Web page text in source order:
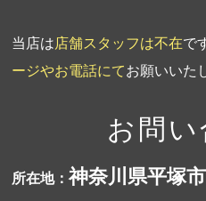
当店は店舗スタッフは不在で
ージやお電話にてお願いいた
お問
所在地：神奈川県平塚市